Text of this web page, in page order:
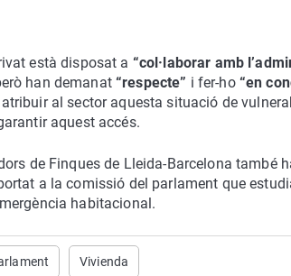
està disposat a “col·laborar amb
han demanat“respecte” i fer-ho “en
al sector aquesta situació de
aquest accés.
de Finques de Lleida-Barcelona també
a la comissió del parlament que
habitacional.
Vivienda